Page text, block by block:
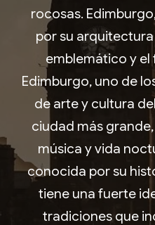
rocosas.
por su
emblemático y el
Edimburgo, uno de
de arte y cultura
ciudad más
música y vida
conocida por su
tiene una fuerte
tradiciones que